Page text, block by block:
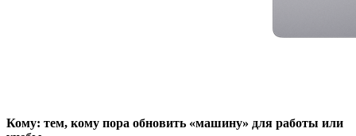
Кому: тем, кому пора обновить «машину» для работы или